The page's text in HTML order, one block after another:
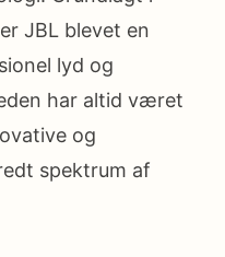
JBL blevet en
lyd og
har altid været
og
spektrum af